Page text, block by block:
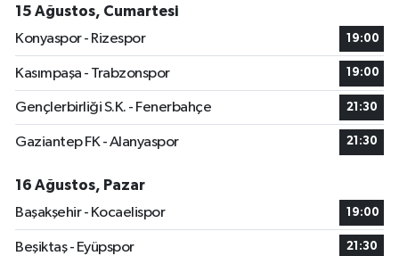
15 Ağustos, Cumartesi
Konyaspor - Rizespor
19:00
Kasımpaşa - Trabzonspor 19:00
Gençlerbirliği S.K. - Fenerbahçe 21:30
Gaziantep FK - Alanyaspor 21:30
16 Ağustos, Pazar
Başakşehir - Kocaelispor
19:00
Beşiktaş - Eyüpspor 21:30